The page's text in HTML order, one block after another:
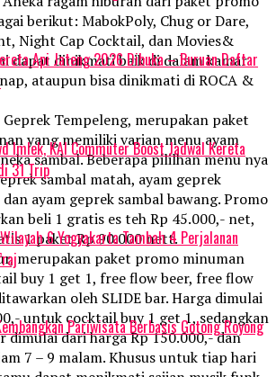
berikut: MabokPoly, Chug or Dare,
Night Cap Cocktail, dan Movies&
dapat dinikmati baik di dalam kamar
ataupun bisa dinikmati di ROCA &
Tempeleng, merupakan paket
yang memiliki varian menu ayam
sambal. Beberapa pililhan menu nya
sambal matah, ayam geprek
ayam geprek sambal bawang. Promo
beli 1 gratis es teh Rp 45.000,- net,
1 paket Rp 90.000 nett.
merupakan paket promo minuman
buy 1 get 1, free flow beer, free flow
oleh SLIDE bar. Harga dimulai
untuk cocktail buy 1 get 1, sedangkan
dimulai dari harga Rp 150.000,- dan
7 – 9 malam. Khusus untuk tiap hari
Api Jateng 2026 Dibuka – Buruan Daftar
Imlek, KAI Commuter Boost Jadwal Kereta
31 Trip
6 Yogyakarta Tambah 4 Perjalanan
Pariwisata Berbasis Gotong Royong